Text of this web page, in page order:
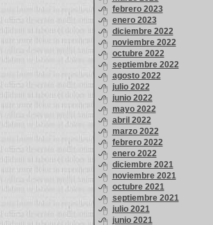
febrero 2023
enero 2023
diciembre 2022
noviembre 2022
octubre 2022
septiembre 2022
agosto 2022
julio 2022
junio 2022
mayo 2022
abril 2022
marzo 2022
febrero 2022
enero 2022
diciembre 2021
noviembre 2021
octubre 2021
septiembre 2021
julio 2021
junio 2021